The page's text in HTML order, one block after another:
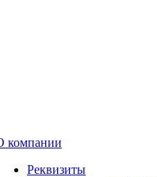
компании
Реквизиты